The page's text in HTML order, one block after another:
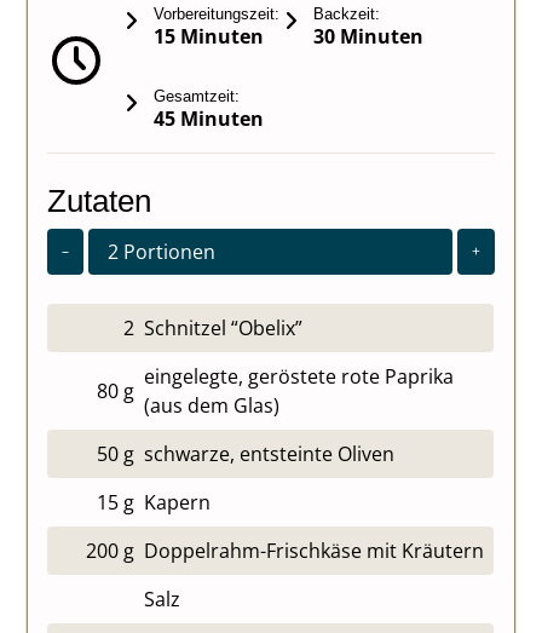
Vorbereitungszeit:
15 Minuten
Backzeit:
30 Minuten
Gesamtzeit:
45 Minuten
Zutaten
– 2 Portionen +
2 Schnitzel “Obelix”
80 g
eingelegte, geröstete rote Paprika
(aus dem Glas)
50 g schwarze, entsteinte Oliven
15 g Kapern
200 g Doppelrahm-Frischkäse mit Kräutern
Salz